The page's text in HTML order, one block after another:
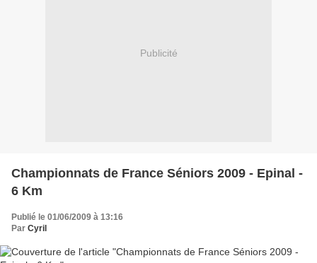
Publicité
Championnats de France Séniors 2009 - Epinal -
6 Km
Publié le 01/06/2009 à 13:16
Par Cyril